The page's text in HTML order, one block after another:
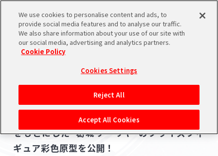
スケジュール 検索
バンダイナムコIDで
アイドルマスター ポータルへの登録について
シリアルコード・
あいことば
活動履歴
閲覧履歴・購入履歴
ニュース
グッズ
2025.01.14
【学マス】[一つ踏み出した先に]のイラスト
をもとにした"葛城リーリヤ"のプライズフィ
ギュア彩色原型を公開！
We use cookies to personalise content and ads, to
provide social media features and to analyse our traffic.
We also share information about your use of our site with
our social media, advertising and analytics partners.
Cookie Policy
Cookies Settings
Reject All
Accept All Cookies